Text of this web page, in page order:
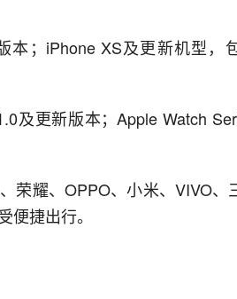
；iPhone XS及更新机型，
更新版本；Apple Watch
耀、OPPO、小米、VIVO、
捷出行。